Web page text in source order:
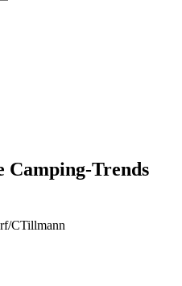
Camping-Trends
CTillmann